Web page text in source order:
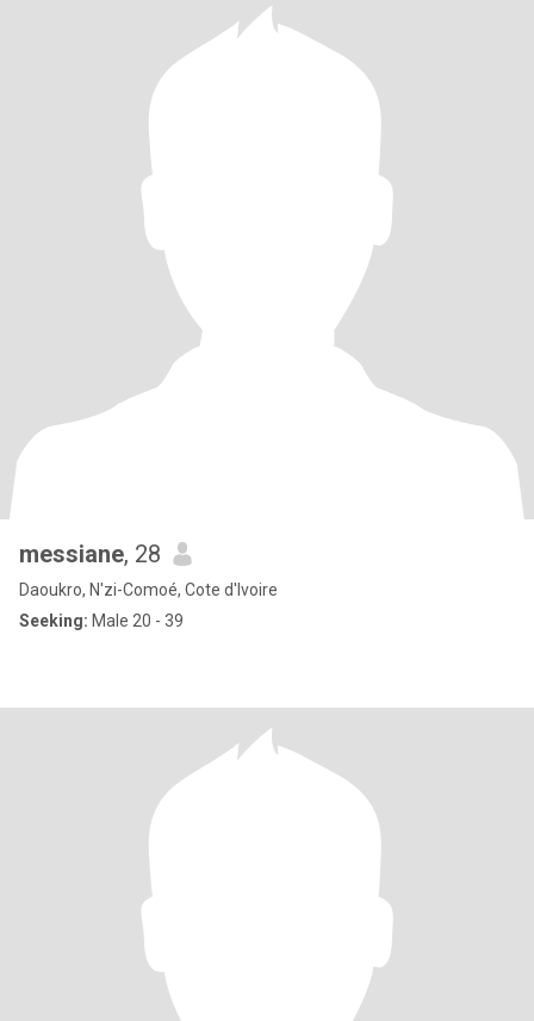
messiane, 28
Daoukro, N'zi-Comoé, Cote d'Ivoire
Seeking: Male 20 - 39